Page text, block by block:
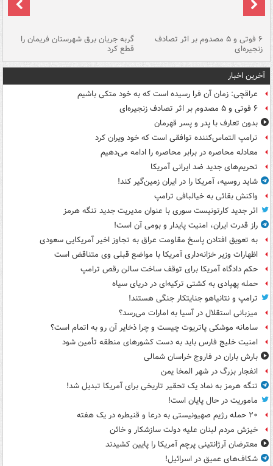
۶ فوتی و ۵ مصدوم بر اثر تصادف
زنجیره‌ای
گربه جریان برق شهرستان فریمان را
قطع کرد
آخرین اخبار
عراقچی: زمان آن فرا رسیده است که به خود متکی باشیم
۶ فوتی و ۵ مصدوم بر اثر تصادف زنجیره‌ای
بدون تعارف با پدر و پسر قهرمان
ترامپ التماس‌کننده توافقی است که خود ویران کرد
معادله محاصره در برابر محاصره را ادامه می‌دهیم
تحریم‌های جدید ضد ایرانی آمریکا
شاید روسیه، آمریکا را در ایران زمین‌گیر کند!
واکنش بقائی به خیالبافی ترامپ
اثر جدید کارتونیست سوری با عنوان مدیریت جدید تنگه هرمز
راز قدرت ایران، امنیت پایدار و بومی آن است!
به تعویق افتادن پاسخ مقاومت عراق به تجاوز اخیر آمریکایی سعودی
اظهارات وزیر خزانه‌داری آمریکا با مواضع قبلی وی متناقض است
حکم دادگاه آمریکا برای توقف ساخت سالن رقص ترامپ
حمله پهپادی به کشتی ترکیه‌ای در دریای سیاه
ترامپ و نتانیاهو جنایتکار جنگی هستند!
میزبانی استقلال در آسیا به امارات می‌رسد؟
سامانه موشکی پاتریوت چیست و چرا ذخایر آن رو به اتمام است؟
امنیت خلیج فارس باید به دست کشورهای منطقه تأمین شود
بارش باران در فاروج خراسان شمالی
انفجار بزرگ در شهر المخا یمن
تنگه هرمز به نماد یک تحقیر تاریخی برای آمریکا تبدیل شد!
ماموریت در حال پایان است!
۲۰ حمله رژیم صهیونیستی به درعا و قنیطره در یک هفته
خیزش مردم لبنان علیه دولت سازشکار و خائن
معترضان آرژانتینی پرچم آمریکا را پایین کشیدند
شکاف‌های عمیق در اسرائیل!